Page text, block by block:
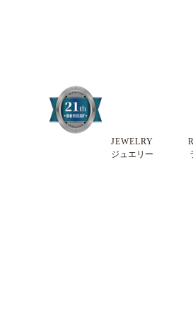
JEWELRY
ジュエリー